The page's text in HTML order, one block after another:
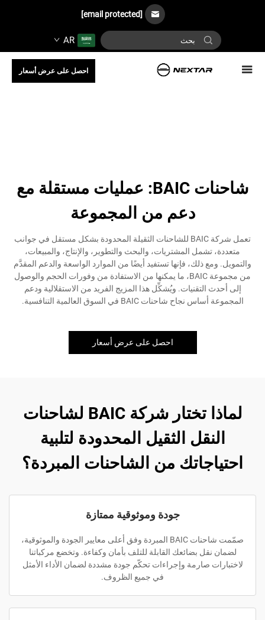
[email protected]
AR
احصل على عرض أسعار
شاحنات BAIC: عمليات مستقلة مع
دعم من المجموعة
تعمل شركة BAIC للشاحنات الثقيلة المحدودة بشكل مستقل في جوانب
متعددة، تشمل المشتريات، والبحث والتطوير، والإنتاج، والمبيعات،
والتمويل. ومع ذلك، فإنها تستفيد أيضًا من الموارد الواسعة والدعم المقدَّم
من مجموعة BAIC، ما يمكنها من الاستفادة من وفورات الحجم والوصول
إلى أحدث التقنيات. ويُشكِّل هذا المزيج الفريد من الاستقلالية ودعم
المجموعة أساس نجاح شاحنات BAIC في السوق العالمية التنافسية.
احصل على عرض أسعار
لماذا تختار شركة BAIC لشاحنات
النقل الثقيل المحدودة لتلبية
احتياجاتك من الشاحنات المبردة؟
جودة وموثوقية ممتازة
صمّمت شاحنات BAIC المبردة وفق أعلى معايير الجودة والموثوقية،
لضمان نقل بضائعك القابلة للتلف بأمان وكفاءة. وتخضع مركباتنا
لاختبارات صارمة وإجراءات تحكّم جودة مشددة لضمان الأداء الأمثل
في جميع الظروف.